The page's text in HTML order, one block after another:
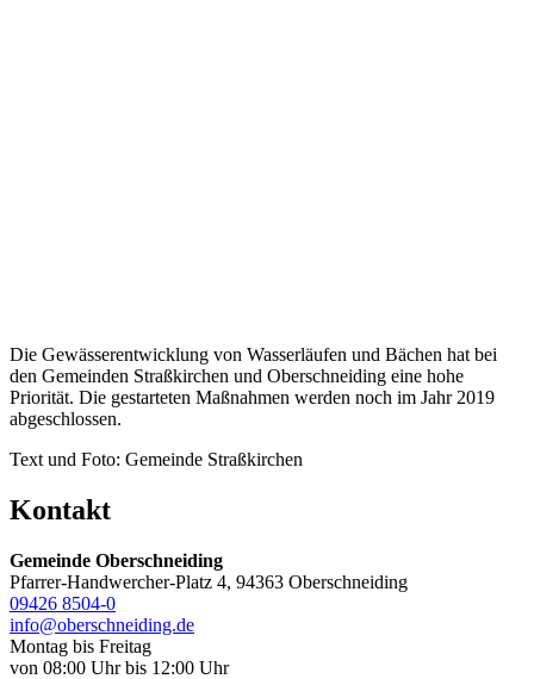
Die Gewässerentwicklung von Wasserläufen und Bächen hat bei
den Gemeinden Straßkirchen und Oberschneiding eine hohe
Priorität. Die gestarteten Maßnahmen werden noch im Jahr 2019
abgeschlossen.
Text und Foto: Gemeinde Straßkirchen
Kontakt
Gemeinde Oberschneiding
Pfarrer-Handwercher-Platz 4, 94363 Oberschneiding
09426 8504-0
info@oberschneiding.de
Montag bis Freitag
von 08:00 Uhr bis 12:00 Uhr